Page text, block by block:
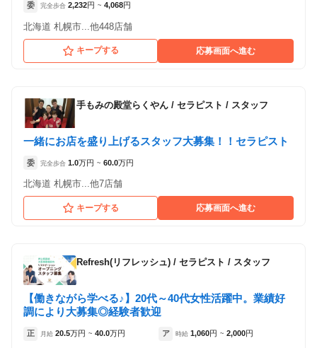
委 完全歩合 2,232円 ~ 4,068円
北海道 札幌市...他448店舗
キープする 応募画面へ進む
手もみの殿堂らくやん / セラピスト / スタッフ
一緒にお店を盛り上げるスタッフ大募集！！セラピスト
委 完全歩合 1.0万円 ~ 60.0万円
北海道 札幌市...他7店舗
キープする 応募画面へ進む
Refresh(リフレッシュ) / セラピスト / スタッフ
【働きながら学べる♪】20代～40代女性活躍中。業績好
調により大募集◎経験者歓迎
正 月給 20.5万円 ~ 40.0万円 ア 時給 1,060円 ~ 2,000円